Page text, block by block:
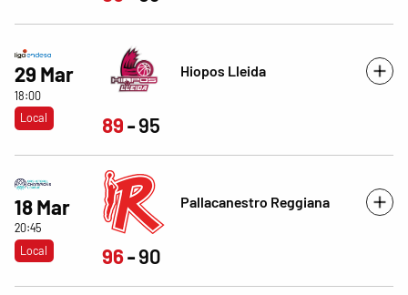
29 Mar
18:00
Local
Hiopos Lleida
89 95
18 Mar
20:45
Local
Pallacanestro Reggiana
96 90